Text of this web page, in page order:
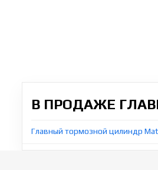
В ПРОДАЖЕ
Главный тормозной цилиндр